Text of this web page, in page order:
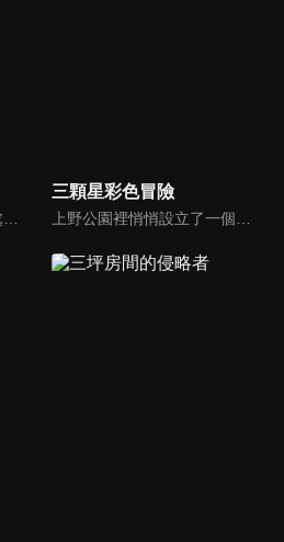
故事描述在東北地區的某處深山里，中學生小町作為巫女在神社里做著侍奉熊的工作。某天，小町告訴名叫小夏的熊，說想要去城市裡的學校唸書。為了讓空有精力卻沒有十足毅力、還不知世間險惡的小町在城市裡生存下去，深感擔心的小夏給小町進行了一系列必要的試煉。
三顆星彩色冒險
上野公園裡悄悄設立了一個總部。那裡有三個國小女生——！沒錯，她們正是守護上野的正義團隊「COLORS」！結衣、小幸、琴葉三個人，今天也為了守護和平的上野的和平，日夜（騙人，只到傍晚）在大街小巷來回奔走！